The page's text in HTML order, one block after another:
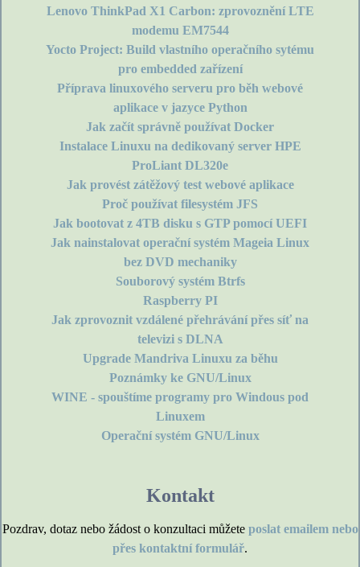
Lenovo ThinkPad X1 Carbon: zprovoznění LTE
modemu EM7544
Yocto Project: Build vlastního operačního sytému
pro embedded zařízení
Příprava linuxového serveru pro běh webové
aplikace v jazyce Python
Jak začít správně používat Docker
Instalace Linuxu na dedikovaný server HPE
ProLiant DL320e
Jak provést zátěžový test webové aplikace
Proč používat filesystém JFS
Jak bootovat z 4TB disku s GTP pomocí UEFI
Jak nainstalovat operační systém Mageia Linux
bez DVD mechaniky
Souborový systém Btrfs
Raspberry PI
Jak zprovoznit vzdálené přehrávání přes síť na
televizi s DLNA
Upgrade Mandriva Linuxu za běhu
Poznámky ke GNU/Linux
WINE - spouštíme programy pro Windous pod
Linuxem
Operační systém GNU/Linux
Kontakt
Pozdrav, dotaz nebo žádost o konzultaci můžete poslat emailem nebo
přes kontaktní formulář.